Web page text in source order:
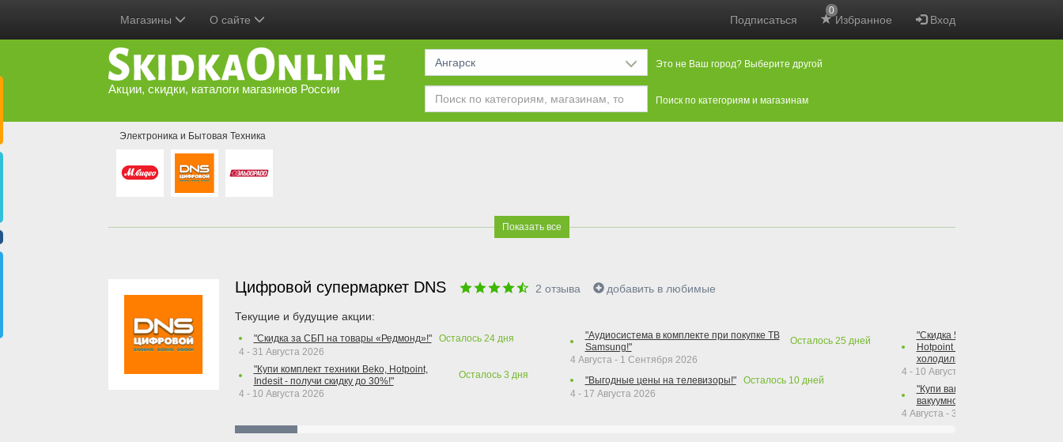
Подписаться Избранное
0
Вход
Магазины О сайте
Акции, скидки, каталоги магазинов России
Ангарск Это не Ваш город? Выберите другой
Поиск по категориям и магазинам
Электроника и Бытовая Техника
Показать все
Цифровой супермаркет DNS 2 отзыва добавить в любимые
Текущие и будущие акции:
"Скидка за СБП на товары «Редмонд»!" Осталось 24дня
4 - 31 Августа 2026
"Купи комплект техники Beko, Hotpoint,
Indesit - получи скидку до 30%!"
Осталось 3 дня
4 - 10 Августа 2026
"Аудиосистема в комплекте при покупке ТВ
Samsung!"
Осталось 25 дней
4 Августа - 1 Сентября 2026
"Выгодные цены на телевизоры!"
Осталось 10дней
4 - 17 Августа 2026
"Скидка 50% на варочную
Hotpoint при покупке духового
холодильника Hotpoint!"
4 - 10 Августа 2026
"Купи вакуумный упаковщик +
вакуумного упаковщика =
4 Августа - 30 Сентября 2026